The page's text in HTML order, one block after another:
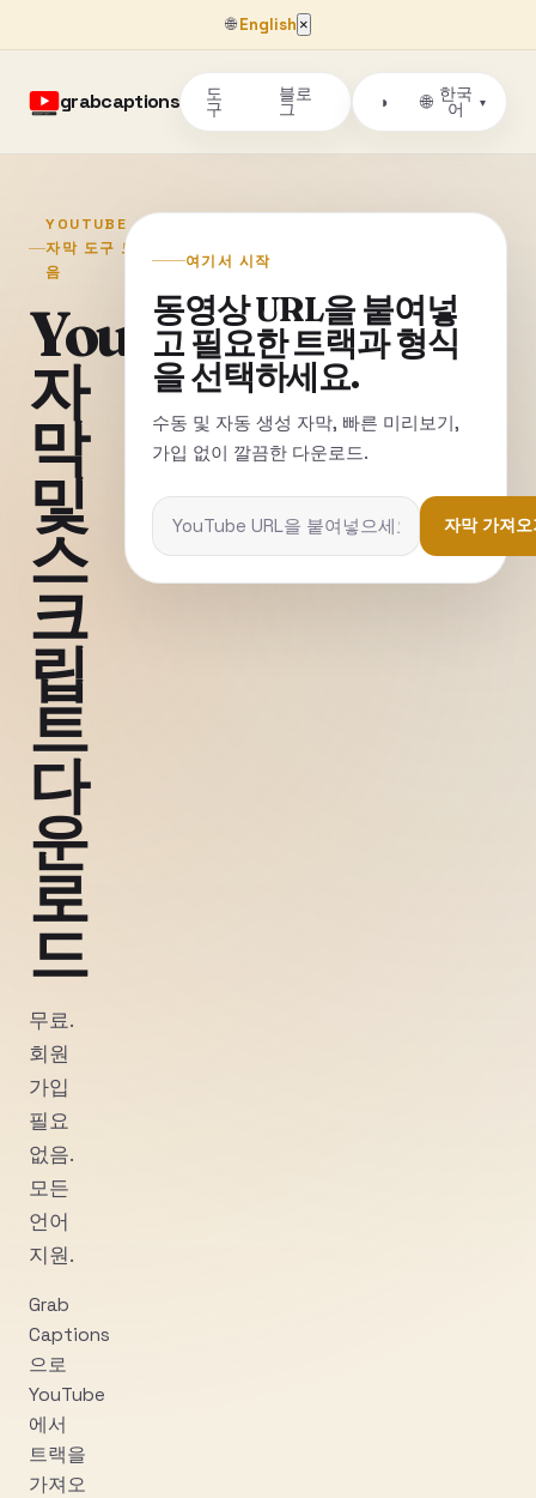
🌐English ×
grabcaptions 도
구
블로
그 ◑ 🌐 한국
어
▾
YOUTUBE
자막 도구 모
음
YouTube
자
막
및
스
크
립
트
다
운
로
드
무료.
회원
가입
필요
없음.
모든
언어
지원.
Grab
Captions
으로
YouTube
에서
트랙을
가져오
여기서 시작
동영상 URL을 붙여넣
고 필요한 트랙과 형식
을 선택하세요.
수동 및 자동 생성 자막, 빠른 미리보기,
가입 없이 깔끔한 다운로드.
자막 가져오